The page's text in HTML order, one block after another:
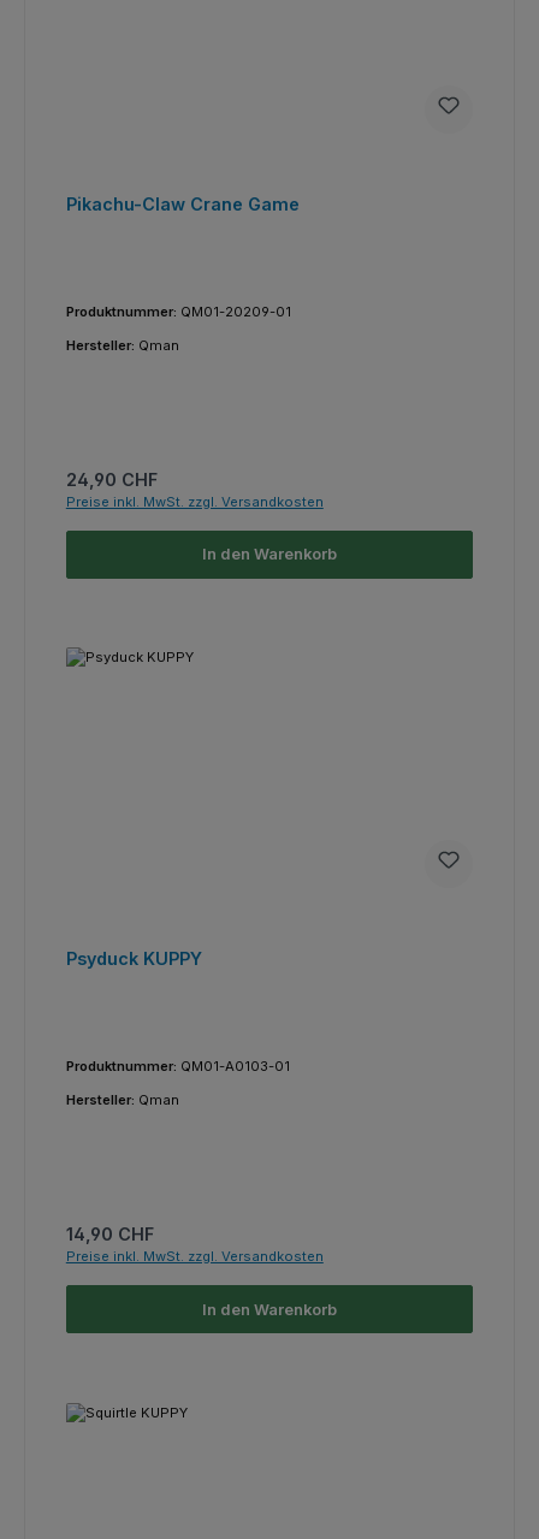
Pikachu-Claw Crane Game
Produktnummer: QM01-20209-01
Hersteller: Qman
Regulärer Preis:
24,90 CHF
Preise inkl. MwSt. zzgl. Versandkosten
In den Warenkorb
Psyduck KUPPY
Produktnummer: QM01-A0103-01
Hersteller: Qman
Regulärer Preis:
14,90 CHF
Preise inkl. MwSt. zzgl. Versandkosten
In den Warenkorb